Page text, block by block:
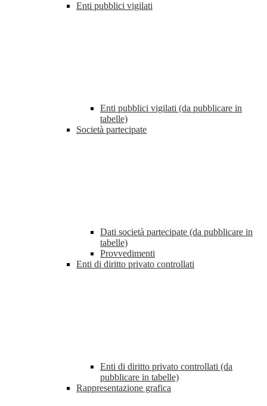
Enti pubblici vigilati
Enti pubblici vigilati (da pubblicare in
tabelle)
Società partecipate
Dati società partecipate (da pubblicare in
tabelle)
Provvedimenti
Enti di diritto privato controllati
Enti di diritto privato controllati (da
pubblicare in tabelle)
Rappresentazione grafica